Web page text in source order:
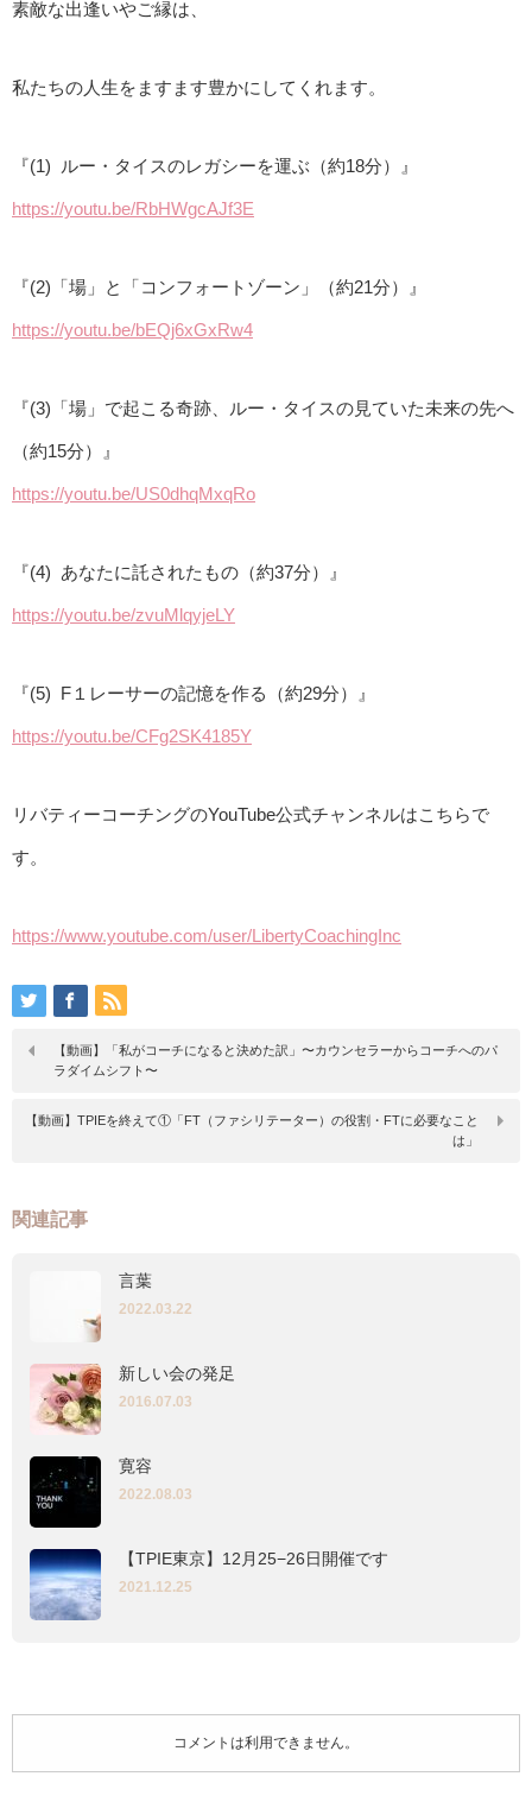
素敵な出逢いやご縁は、
私たちの人生をますます豊かにしてくれます。
『(1) ルー・タイスのレガシーを運ぶ（約18分）』
https://youtu.be/RbHWgcAJf3E
『(2)「場」と「コンフォートゾーン」（約21分）』
https://youtu.be/bEQj6xGxRw4
『(3)「場」で起こる奇跡、ルー・ タイスの見ていた未来の先へ
（約15分）』
https://youtu.be/US0dhqMxqRo
『(4) あなたに託されたもの（約37分）』
https://youtu.be/zvuMlqyjeLY
『(5) F１レーサーの記憶を作る（約29分）』
https://youtu.be/CFg2SK4185Y
リバティーコーチングのYouTube公式チャンネルはこちらで
す。
https://www.youtube.com/user/LibertyCoachingInc
【動画】「私がコーチになると決めた訳」〜カウンセラーからコーチへのパ
ラダイムシフト〜
【動画】TPIEを終えて①「FT（ファシリテーター）の役割・FTに必要なこと
は」
関連記事
言葉
2022.03.22
新しい会の発足
2016.07.03
寛容
2022.08.03
【TPIE東京】12月25−26日開催です
2021.12.25
コメントは利用できません。